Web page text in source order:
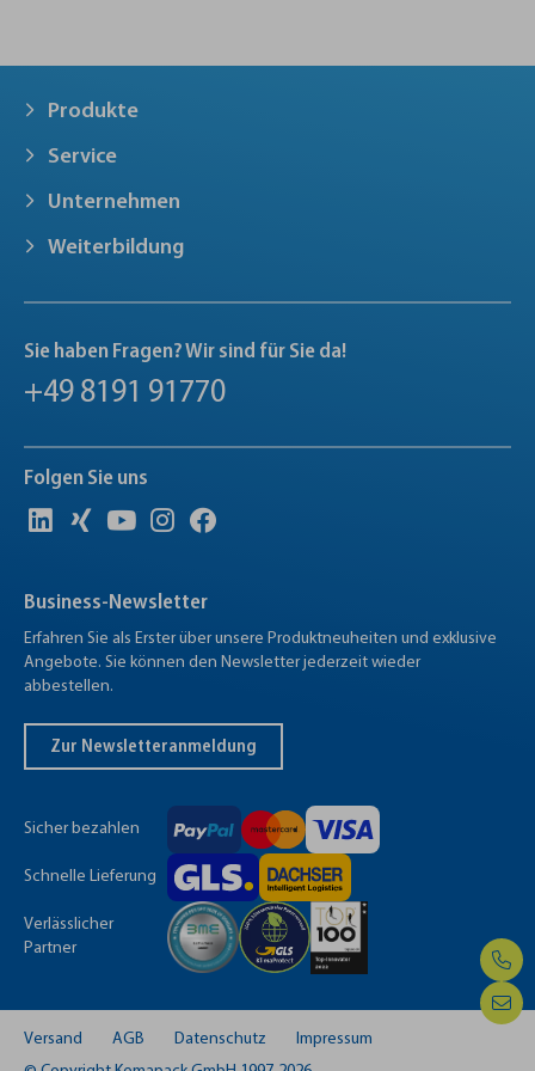
Produkte
Service
Unternehmen
Weiterbildung
Sie haben Fragen? Wir sind für Sie da!
+49 8191 91770
Folgen Sie uns
Business-Newsletter
Erfahren Sie als Erster über unsere Produktneuheiten und exklusive
Angebote. Sie können den Newsletter jederzeit wieder
abbestellen.
Zur Newsletteranmeldung
Sicher bezahlen
Schnelle Lieferung
Verlässlicher
Partner
Versand AGB Datenschutz Impressum